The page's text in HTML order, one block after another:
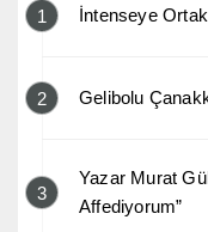
1 İntenseye
2 Gelibolu
3
Yazar Murat
Affediyorum”